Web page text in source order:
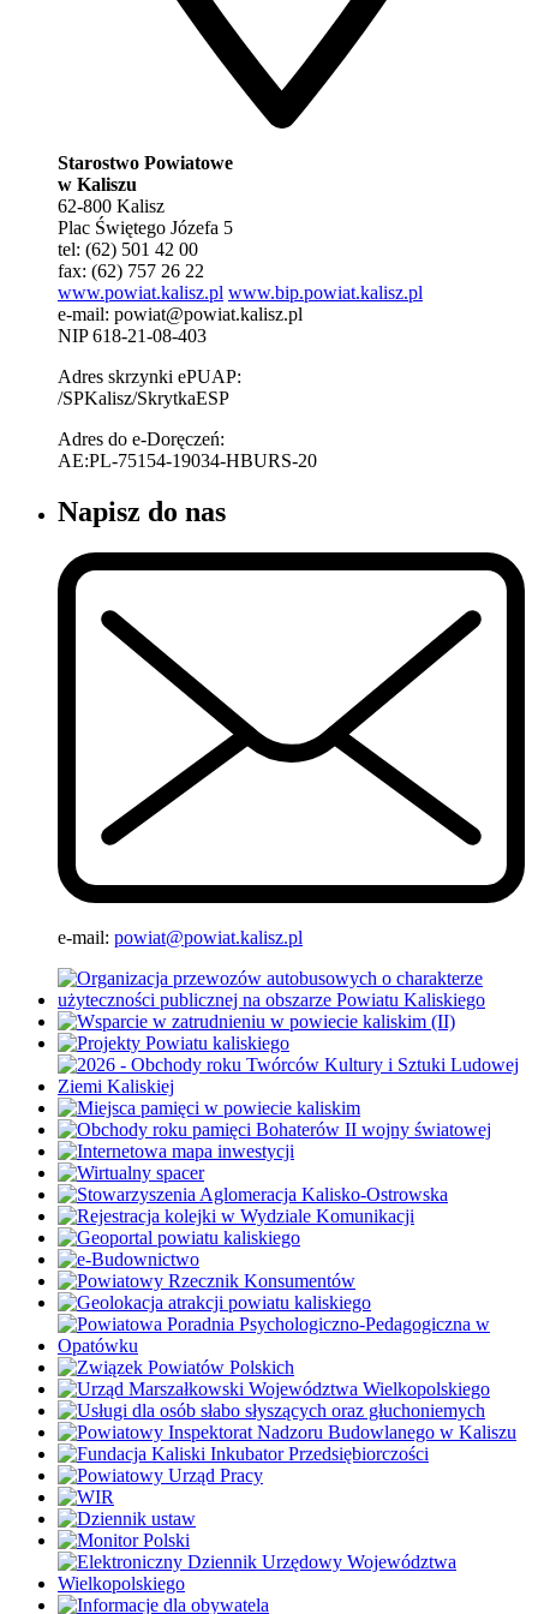
Starostwo Powiatowe
w Kaliszu
62-800 Kalisz
Plac Świętego Józefa 5
tel: (62) 501 42 00
fax: (62) 757 26 22
www.powiat.kalisz.pl www.bip.powiat.kalisz.pl
e-mail: powiat@powiat.kalisz.pl
NIP 618-21-08-403
Adres skrzynki ePUAP:
/SPKalisz/SkrytkaESP
Adres do e-Doręczeń:
AE:PL-75154-19034-HBURS-20
Napisz do nas
e-mail: powiat@powiat.kalisz.pl